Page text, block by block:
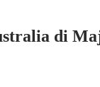
di